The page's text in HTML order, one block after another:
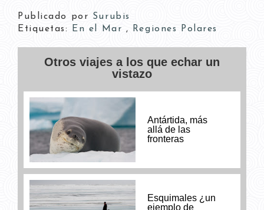
Publicado por Surubis
Etiquetas:
En el Mar , Regiones Polares
Otros viajes a los que echar un
vistazo
Antártida, más
allá de las
fronteras
Esquimales ¿un
ejemplo de